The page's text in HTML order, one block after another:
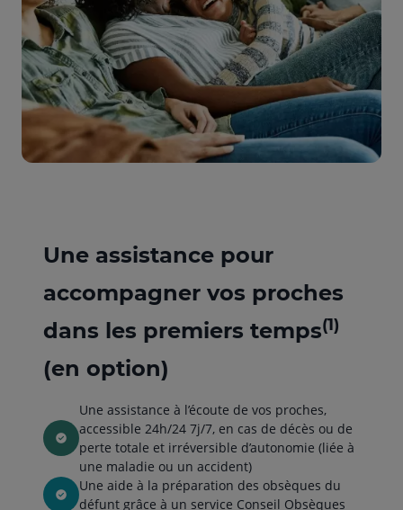
Une assistance pour
accompagner vos proches
dans les premiers temps(1)
(en option)
Une assistance à l’écoute de vos proches,
accessible 24h/24 7j/7, en cas de décès ou de
perte totale et irréversible d’autonomie (liée à
une maladie ou un accident)
Une aide à la préparation des obsèques du
défunt grâce à un service Conseil Obsèques